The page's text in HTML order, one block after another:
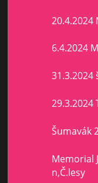
20.4.2024
6.4.2024
31.3.2024
Šumavák
Memorial
n,Č.lesy